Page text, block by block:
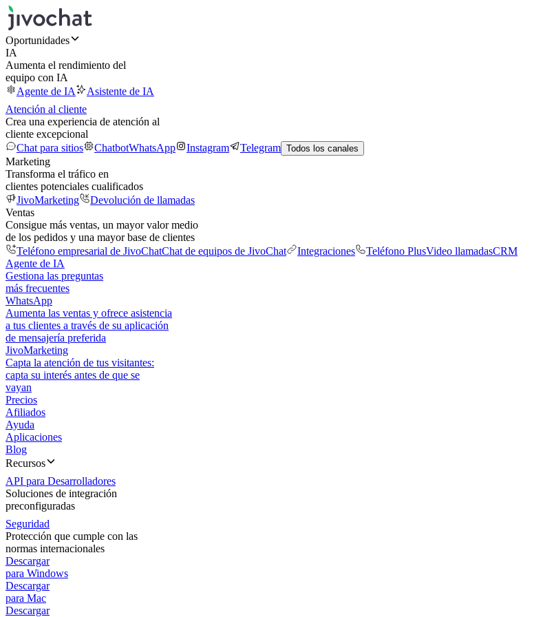
Oportunidades
IA
Aumenta el rendimiento del
equipo con IA
Agente de IA
Asistente de IA
Atención al cliente
Crea una experiencia de atención al
cliente excepcional
Chat para sitios
ChatbotWhatsApp Instagram Telegram Todos los canales
Marketing
Transforma el tráfico en
clientes potenciales cualificados
JivoMarketing
Devolución de llamadas
Ventas
Consigue más ventas, un mayor valor medio
de los pedidos y una mayor base de clientes
Teléfono empresarial de JivoChatChat de equipos de JivoChat Integraciones Teléfono PlusVideo llamadasCRM
Agente de IA
Gestiona las preguntas
más frecuentes
WhatsApp
Aumenta las ventas y ofrece asistencia
a tus clientes a través de su aplicación
de mensajería preferida
JivoMarketing
Capta la atención de tus visitantes:
capta su interés antes de que se
vayan
Precios
Afiliados
Ayuda
Aplicaciones
Blog
Recursos
API para Desarrolladores
Soluciones de integración
preconfiguradas
Seguridad
Protección que cumple con las
normas internacionales
Descargar
para Windows
Descargar
para Mac
Descargar